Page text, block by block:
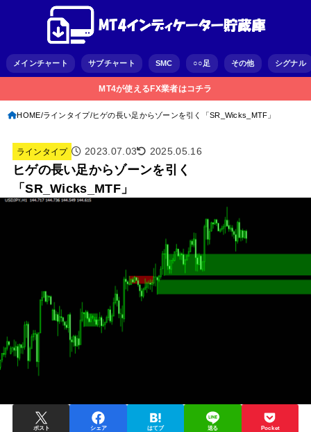
メインチャート サブチャート SMC ○○足 その他 シグナル
MT4が使えるFX業者はコチラ
HOME ラインタイプ ヒゲの長い足からゾーンを引く「SR_Wicks_MTF」
ラインタイプ 2023.07.03 2025.05.16
ヒゲの長い足からゾーンを引く
「SR_Wicks_MTF」
ポスト シェア はてブ 送る Pocket